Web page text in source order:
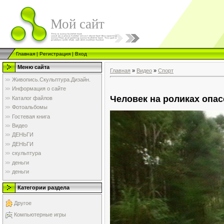
Мой сайт
Главная|Регистрация|Вход
Меню сайта
Живопись.Скульптура.Дизайн.
Информация о сайте
Каталог файлов
Фотоальбомы
Гостевая книга
Видео
ДЕНЬГИ
ДЕНЬГИ
скульптура
деньги
деньги
Категории раздела
Другое
Компьютерные игры
Главная » Видео » Спорт
Человек на роликах